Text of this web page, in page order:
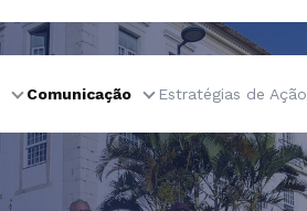
Comunicação Estratégias de Ação